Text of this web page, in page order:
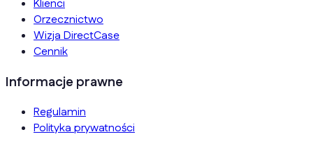
Klienci
Orzecznictwo
Wizja DirectCase
Cennik
Informacje prawne
Regulamin
Polityka prywatności